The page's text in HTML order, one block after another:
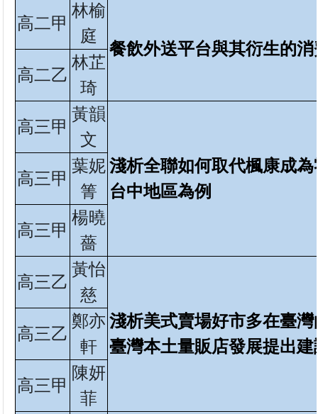
高二甲
林榆
庭
餐飲外送平台與其衍生的
高二乙
林芷
琦
高三甲
黃韻
文
淺析全聯如何取代楓康成
台中地區為例
高三甲
葉妮
箐
高三甲
楊曉
薔
高三乙
黃怡
慈
淺析美式賣場好市多在臺
臺灣本土量販店發展提出建
高三乙
鄭亦
軒
高三甲
陳妍
菲